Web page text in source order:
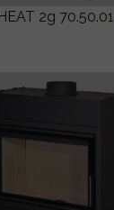
2g 70.50.01